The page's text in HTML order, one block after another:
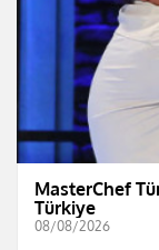
MasterChef
Türkiye
08/08/2026